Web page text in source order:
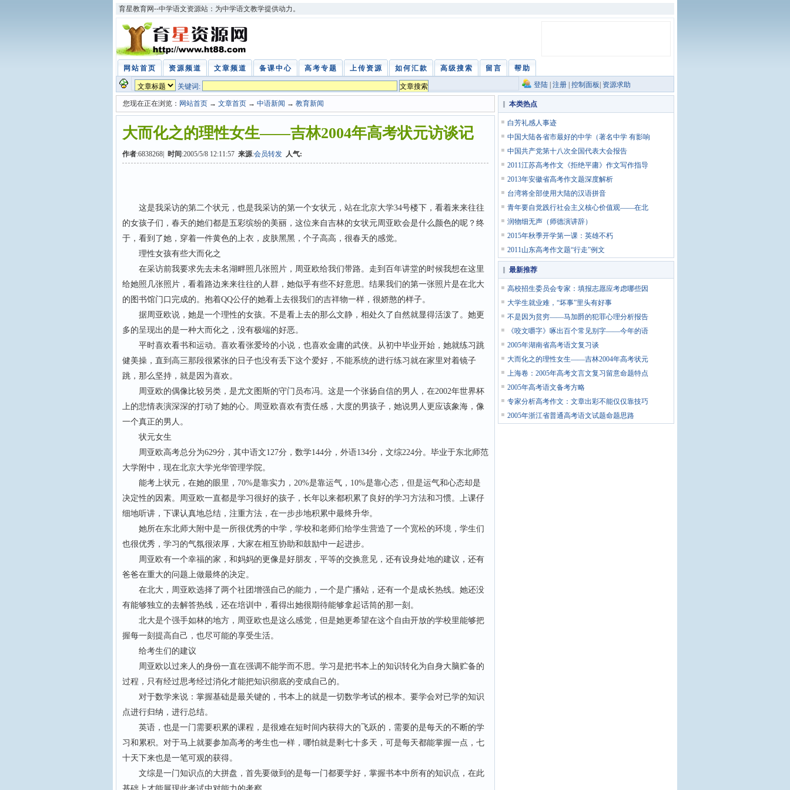
育星教育网--中学语文资源站：为中学语文教学提供动力。
网站首页 资源频道 文章频道 备课中心 高考专题 上传资源 如何汇款 高级搜索 留言 帮助
关键词: 登陆 注册 控制面板 资源求助
您现在正在浏览： 网站首页 → 文章首页 → 中语新闻 → 教育新闻
大而化之的理性女生——吉林2004年高考状元访谈记
作者:6838268| 时间 :2005/5/8 12:11:57 来源:会员转发 人气:
这是我采访的第二个状元，也是我采访的第一个女状元，站在北京大学34号楼下，看着来来往往
的女孩子们，春天的她们都是五彩缤纷的美丽，这位来自吉林的女状元周亚欧会是什么颜色的呢？终
于，看到了她，穿着一件黄色的上衣，皮肤黑黑，个子高高，很春天的感觉。
理性女孩有些大而化之
在采访前我要求先去未名湖畔照几张照片，周亚欧给我们带路。走到百年讲堂的时候我想在这里
给她照几张照片，看着路边来来往往的人群，她似乎有些不好意思。结果我们的第一张照片是在北大
的图书馆门口完成的。抱着QQ公仔的她看上去很我们的吉祥物一样，很娇憨的样子。
据周亚欧说，她是一个理性的女孩。不是看上去的那么文静，相处久了自然就显得活泼了。她更
多的呈现出的是一种大而化之，没有极端的好恶。
平时喜欢看书和运动。喜欢看张爱玲的小说，也喜欢金庸的武侠。从初中毕业开始，她就练习跳
健美操，直到高三那段很紧张的日子也没有丢下这个爱好，不能系统的进行练习就在家里对着镜子
跳，那么坚持，就是因为喜欢。
周亚欧的偶像比较另类，是尤文图斯的守门员布冯。这是一个张扬自信的男人，在2002年世界杯
上的悲情表演深深的打动了她的心。周亚欧喜欢有责任感，大度的男孩子，她说男人更应该象海，像
一个真正的男人。
状元女生
周亚欧高考总分为629分，其中语文127分，数学144分，外语134分，文综224分。毕业于东北师范
大学附中，现在北京大学光华管理学院。
能考上状元，在她的眼里，70%是靠实力，20%是靠运气，10%是靠心态，但是运气和心态却是
决定性的因素。周亚欧一直都是学习很好的孩子，长年以来都积累了良好的学习方法和习惯。上课仔
细地听讲，下课认真地总结，注重方法，在一步步地积累中最终升华。
她所在东北师大附中是一所很优秀的中学，学校和老师们给学生营造了一个宽松的环境，学生们
也很优秀，学习的气氛很浓厚，大家在相互协助和鼓励中一起进步。
周亚欧有一个幸福的家，和妈妈的更像是好朋友，平等的交换意见，还有设身处地的建议，还有
爸爸在重大的问题上做最终的决定。
在北大，周亚欧选择了两个社团增强自己的能力，一个是广播站，还有一个是成长热线。她还没
有能够独立的去解答热线，还在培训中，看得出她很期待能够拿起话筒的那一刻。
北大是个强手如林的地方，周亚欧也是这么感觉，但是她更希望在这个自由开放的学校里能够把
握每一刻提高自己，也尽可能的享受生活。
给考生们的建议
周亚欧以过来人的身份一直在强调不能学而不思。学习是把书本上的知识转化为自身大脑贮备的
过程，只有经过思考经过消化才能把知识彻底的变成自己的。
对于数学来说：掌握基础是最关键的，书本上的就是一切数学考试的根本。要学会对已学的知识
点进行归纳，进行总结。
英语，也是一门需要积累的课程，是很难在短时间内获得大的飞跃的，需要的是每天的不断的学
习和累积。对于马上就要参加高考的考生也一样，哪怕就是剩七十多天，可是每天都能掌握一点，七
十天下来也是一笔可观的获得。
文综是一门知识点的大拼盘，首先要做到的是每一门都要学好，掌握书本中所有的知识点，在此
本类热点
白芳礼感人事迹
中国大陆各省市最好的中学（著名中学 有影响
中国共产党第十八次全国代表大会报告
2011江苏高考作文《拒绝平庸》作文写作指导
2013年安徽省高考作文题深度解析
台湾将全部使用大陆的汉语拼音
青年要自觉践行社会主义核心价值观——在北
润物细无声（师德演讲辞）
2015年秋季开学第一课：英雄不朽
2011山东高考作文题“行走”例文
最新推荐
高校招生委员会专家：填报志愿应考虑哪些因
大学生就业难，“坏事”里头有好事
不是因为贫穷——马加爵的犯罪心理分析报告
《咬文嚼字》啄出百个常见别字——今年的语
2005年湖南省高考语文复习谈
大而化之的理性女生——吉林2004年高考状元
上海卷：2005年高考文言文复习留意命题特点
2005年高考语文备考方略
专家分析高考作文：文章出彩不能仅仅靠技巧
2005年浙江省普通高考语文试题命题思路